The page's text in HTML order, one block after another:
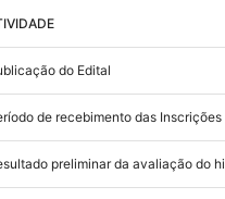
do Edital
de recebimento das Inscrições
preliminar da avaliação do